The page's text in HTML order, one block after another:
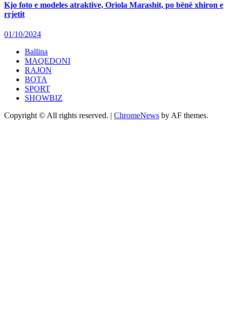
Kjo foto e modeles atraktive, Oriola Marashit, po bënë xhiron e
rrjetit
01/10/2024
Ballina
MAQEDONI
RAJON
BOTA
SPORT
SHOWBIZ
Copyright © All rights reserved.
ChromeNews by AF themes.